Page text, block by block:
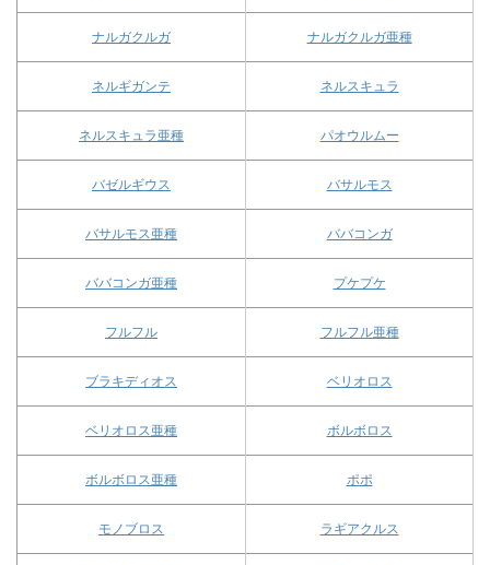
ナルガクルガ ナルガクルガ亜種
ネルギガンテ ネルスキュラ
ネルスキュラ亜種 パオウルムー
バゼルギウス バサルモス
バサルモス亜種 ババコンガ
ババコンガ亜種 プケプケ
フルフル フルフル亜種
ブラキディオス ベリオロス
ベリオロス亜種 ボルボロス
ボルボロス亜種 ポポ
モノブロス ラギアクルス